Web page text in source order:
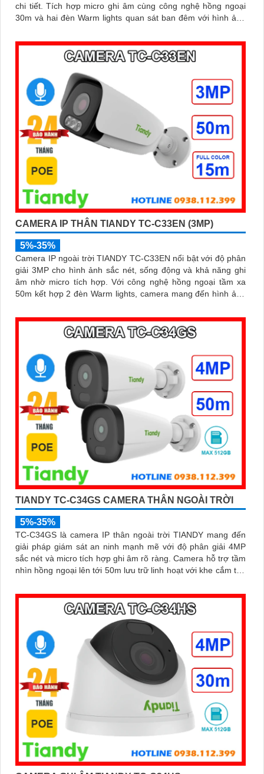
chi tiết. Tích hợp micro ghi âm cùng công nghệ hồng ngoại
30m và hai đèn Warm lights quan sát ban đêm với hình ảnh
Maker
CAMERA IP THÂN TIANDY TC-C33EN (3MP)
5%-35%
Camera IP ngoài trời TIANDY TC-C33EN nổi bật với độ phân
giải 3MP cho hình ảnh sắc nét, sống động và khả năng ghi
âm nhờ micro tích hợp. Với công nghệ hồng ngoại tầm xa
50m kết hợp 2 đèn Warm lights, camera mang đến hình ảnh
hiệu quả 24/7
TIANDY TC-C34GS CAMERA THÂN NGOÀI TRỜI
5%-35%
TC-C34GS là camera IP thân ngoài trời TIANDY mang đến
giải pháp giám sát an ninh mạnh mẽ với độ phân giải 4MP
sắc nét và micro tích hợp ghi âm rõ ràng. Camera hỗ trợ tầm
nhìn hồng ngoại lên tới 50m lưu trữ linh hoạt với khe cắm thẻ